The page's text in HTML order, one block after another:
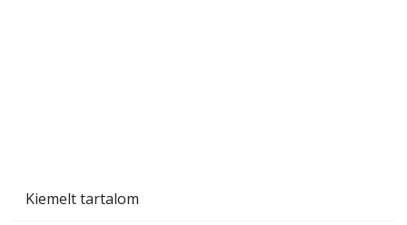
Kiemelt tartalom